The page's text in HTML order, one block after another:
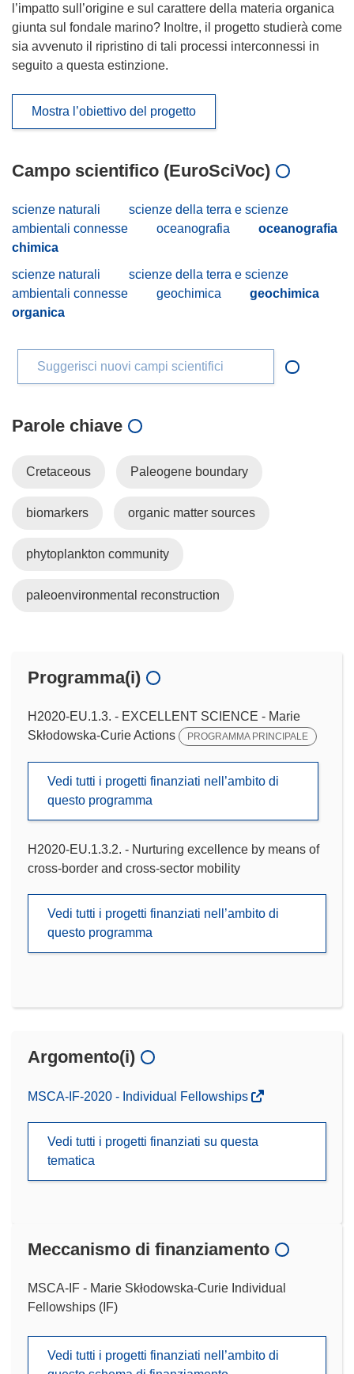
l’impatto sull’origine e sul carattere della materia organica
giunta sul fondale marino? Inoltre, il progetto studierà come
sia avvenuto il ripristino di tali processi interconnessi in
seguito a questa estinzione.
Mostra l’obiettivo del progetto
Campo scientifico (EuroSciVoc)
scienze naturali
scienze della terra e scienze
ambientali connesse
oceanografia
oceanografia
chimica
scienze naturali
scienze della terra e scienze
ambientali connesse
geochimica
geochimica
organica
Suggerisci nuovi campi scientifici
Parole chiave
Cretaceous Paleogene boundary
biomarkers organic matter sources
phytoplankton community
paleoenvironmental reconstruction
Programma(i)
H2020-EU.1.3. - EXCELLENT SCIENCE - Marie
Skłodowska-Curie Actions
PROGRAMMA PRINCIPALE
Vedi tutti i progetti finanziati nell’ambito di
questo programma
H2020-EU.1.3.2. - Nurturing excellence by means of
cross-border and cross-sector mobility
Vedi tutti i progetti finanziati nell’ambito di
questo programma
Argomento(i)
MSCA-IF-2020 - Individual Fellowships
Vedi tutti i progetti finanziati su questa
tematica
Meccanismo di finanziamento
MSCA-IF - Marie Skłodowska-Curie Individual
Fellowships (IF)
Vedi tutti i progetti finanziati nell’ambito di